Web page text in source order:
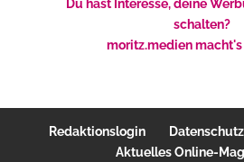
Du hast Interesse, deine
schalten?
moritz.medien
Redaktionslogin Datenschutz
Aktuelles Online-